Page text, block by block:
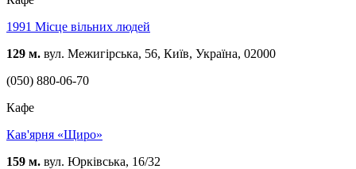
1991 Місце вільних людей
129 м. вул. Межигірська, 56, Київ, Україна, 02000
(050) 880-06-70
Кафе
Кав'ярня «Щиро»
159 м. вул. Юрківська, 16/32